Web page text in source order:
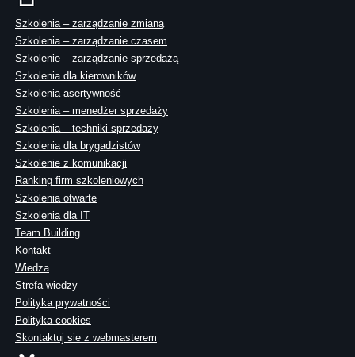
Szkolenia – zarządzanie zmianą
Szkolenia – zarządzanie czasem
Szkolenie – zarządzanie sprzedażą
Szkolenia dla kierowników
Szkolenia asertywność
Szkolenia – menedżer sprzedaży
Szkolenia – techniki sprzedaży
Szkolenia dla brygadzistów
Szkolenie z komunikacji
Ranking firm szkoleniowych
Szkolenia otwarte
Szkolenia dla IT
Team Building
Kontakt
Wiedza
Strefa wiedzy
Polityka prywatności
Polityka cookies
Skontaktuj sie z webmasterem